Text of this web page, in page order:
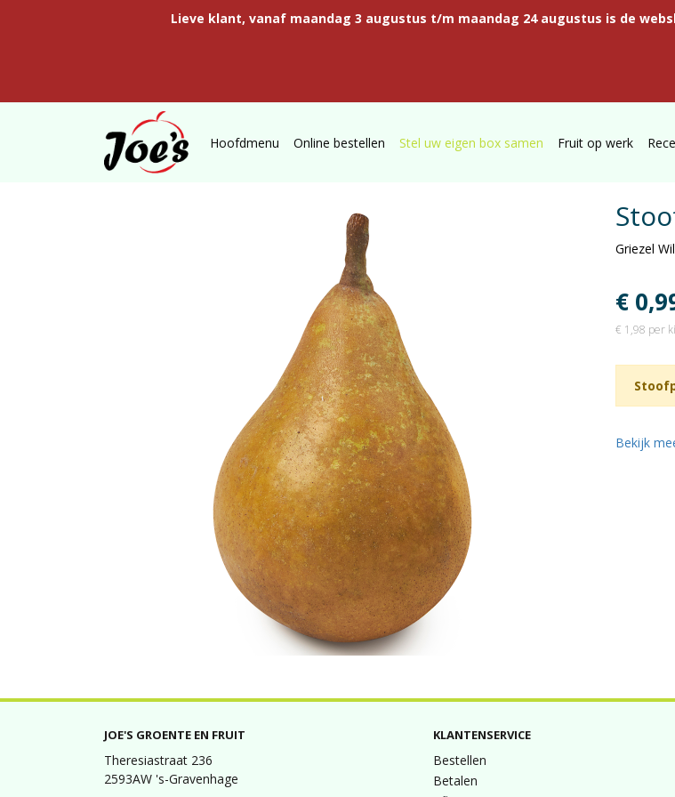
Lieve klant, vanaf maandag 3 augustus t/m maandag 24 augustus is de
Hoofdmenu Online bestellen Stel uw eigen box samen Fruit op werk
Griezel
€
€ 1,98 per
Bekijk
JOE'S GROENTE EN FRUIT
Theresiastraat 236
2593AW 's-Gravenhage
KLANTENSERVICE
Bestellen
Betalen